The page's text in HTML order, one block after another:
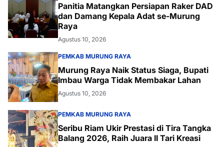
Panitia Matangkan Persiapan Raker DAD
dan Damang Kepala Adat se-Murung
Raya
Agustus 10, 2026
PEMKAB MURUNG RAYA
Murung Raya Naik Status Siaga, Bupati
Imbau Warga Tidak Membakar Lahan
Agustus 10, 2026
PEMKAB MURUNG RAYA
Seribu Riam Ukir Prestasi di Tira Tangka
Balang 2026, Raih Juara II Tari Kreasi